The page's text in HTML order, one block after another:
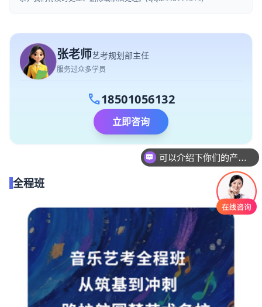
张老师艺考规划部主任
服务过众多学员
call18501056132
立即咨询
全程班
你们是怎么收费的呢